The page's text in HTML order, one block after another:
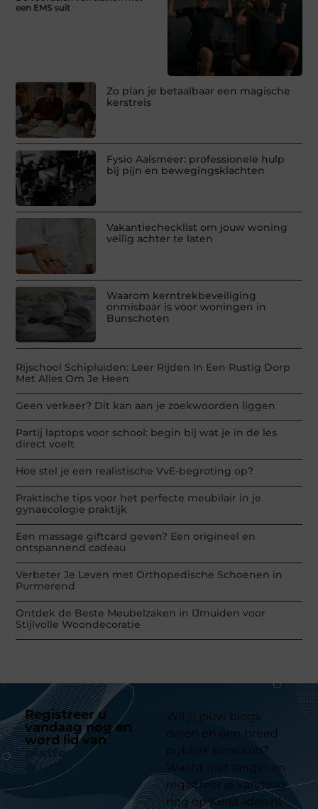
een EMS suit
Zo plan je betaalbaar een magische
kerstreis
Fysio Aalsmeer: professionele hulp
bij pijn en bewegingsklachten
Vakantiechecklist om jouw woning
veilig achter te laten
Waarom kerntrekbeveiliging
onmisbaar is voor woningen in
Bunschoten
Rijschool Schipluiden: Leer Rijden In Een Rustig Dorp
Met Alles Om Je Heen
Geen verkeer? Dit kan aan je zoekwoorden liggen
Partij laptops voor school: begin bij wat je in de les
direct voelt
Hoe stel je een realistische VvE-begroting op?
Praktische tips voor het perfecte meubilair in je
gynaecologie praktijk
Een massage giftcard geven? Een origineel en
ontspannend cadeau
Verbeter Je Leven met Orthopedische Schoenen in
Purmerend
Ontdek de Beste Meubelzaken in IJmuiden voor
Stijlvolle Woondecoratie
Registreer u
vandaag nog en
word lid van
platform
Wil jij jouw blogs
delen en een breed
publiek bereiken?
Wacht niet langer en
registreer je vandaag
nog op Kerst-idee.nl